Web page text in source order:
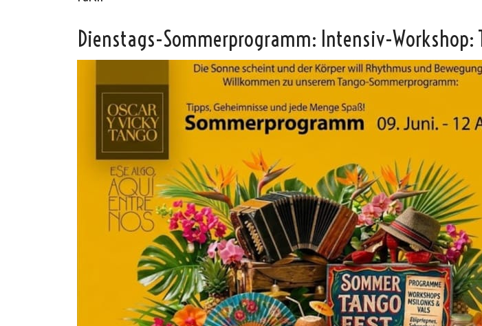
SteffiTango
Tango y más
e.V,
Dienstags-Sommerprogramm: Intensiv-Workshop: